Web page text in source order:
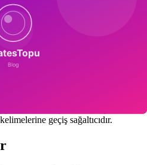
düz" düşünceleri tetikleyici olabilir.
geçiş sağaltıcıdır.